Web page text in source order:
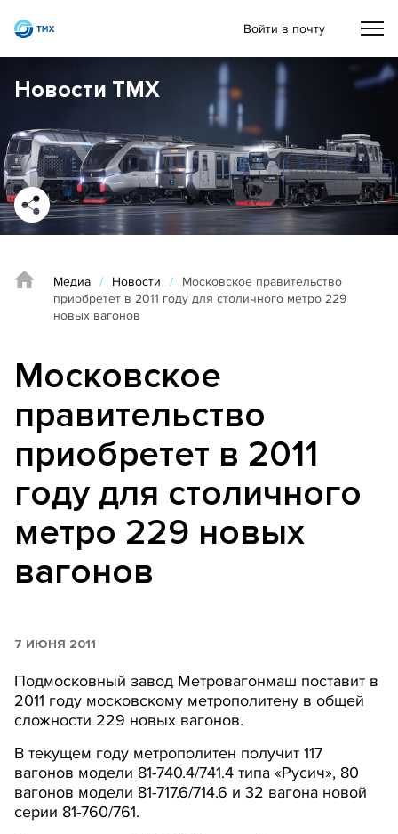
Войти в почту
Новости ТМХ
Медиа / Новости /
Московское правительство
приобретет в 2011 году для столичного метро 229
новых вагонов
Московское
правительство
приобретет в 2011
году для столичного
метро 229 новых
вагонов
7 ИЮНЯ 2011
Подмосковный завод Метровагонмаш поставит в
2011 году московскому метрополитену в общей
сложности 229 новых вагонов.
В текущем году метрополитен получит 117
вагонов модели 81-740.4/741.4 типа «Русич», 80
вагонов модели 81-717.6/714.6 и 32 вагона новой
серии 81-760/761.